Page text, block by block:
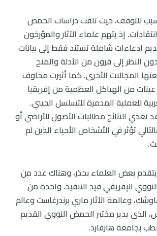
للتوقف، حيث تلقت دراسات الحمض
إذ يتهم علماء الآثار والمؤرخون
ادعاءات شاملة تستند فقط إلى بيانات
النظر إلى قرون من الأدلة والمنح
المجالات الأخرى. كما أثيرت مخاوف
من الهياكل العظمية من إفريقيا
للعملية المدمرة للتسلسل الجيني.
تغذي النتائج مطالبات الأصول للأراضي أو
تؤثر في الأشخاص الأحياء الذين لم
بعض العلماء بحذر، وهناك عدد من
الإفريقي قيد التنفيذ. واحدة من
وعالمة الآثار ماري برندرغاست وعالم
الذي يدير مختبر الحمض النووي القديم